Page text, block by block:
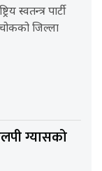
स्वतन्त्र पार्टी
जिल्ला
ग्यासको